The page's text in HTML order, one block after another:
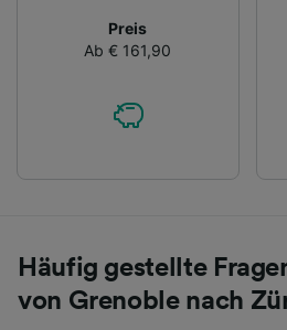
Preis
Ab € 161,90
Häufig gestellte
von Grenoble nach